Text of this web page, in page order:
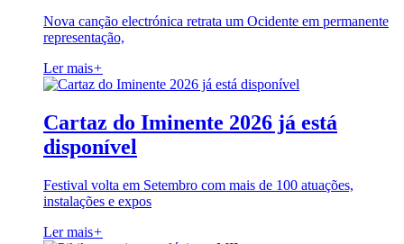
Nova canção electrónica retrata um Ocidente em permanente
representação,
Ler mais+
Cartaz do Iminente 2026 já está
disponível
Festival volta em Setembro com mais de 100 atuações,
instalações e expos
Ler mais+